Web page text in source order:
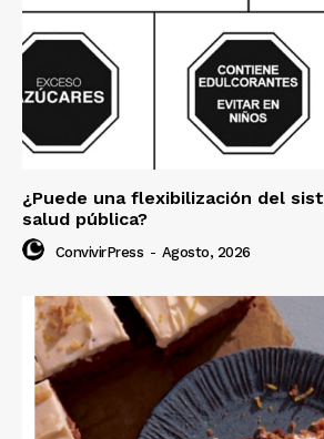
¿Puede una flexibilización del
salud pública?
ConvivirPress - Agosto, 2026